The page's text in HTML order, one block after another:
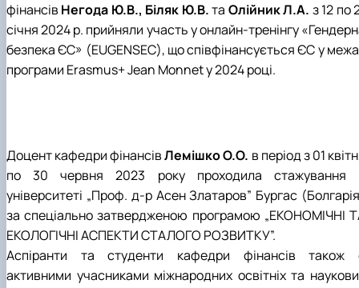
фінансів Негода Ю.В., Біляк Ю.В.та Олійник Л.А. з 12 по
січня 2024 р. прийняли участь у онлайн-тренінгу
безпека ЄС» (EUGENSEC), що співфінансується ЄС у
програми Erasmus+ Jean Monnet у 2024 році.
Доцент кафедри фінансівЛемішко О.О. в період з 01
по 30 червня 2023 року проходила стажування
університеті „Проф. д-р Асен Златаров” Бургас
за спеціально затвердженою програмою „ЕКОНОМІЧНІ
ЕКОЛОГІЧНІ АСПЕКТИ СТАЛОГО РОЗВИТКУ”.
Аспіранти та студенти кафедри фінансів також
активними учасниками міжнародних освітніх та